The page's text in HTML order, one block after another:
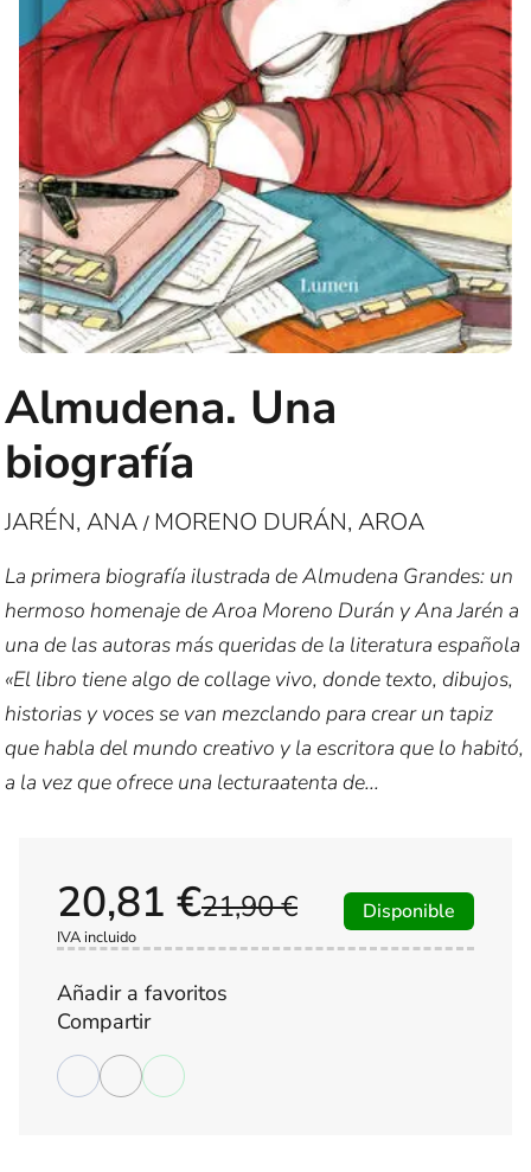
Almudena. Una
biografía
JARÉN, ANA/ MORENO DURÁN, AROA
La primera biografía ilustrada de Almudena Grandes: un
hermoso homenaje de Aroa Moreno Durán y Ana Jarén a
una de las autoras más queridas de la literatura española
«El libro tiene algo de collage vivo, donde texto, dibujos,
historias y voces se van mezclando para crear un tapiz
que habla del mundo creativo y la escritora que lo habitó,
a la vez que ofrece una lecturaatenta de...
21,90 €
20,81 €
IVA incluido
Disponible
Añadir a favoritos
Compartir